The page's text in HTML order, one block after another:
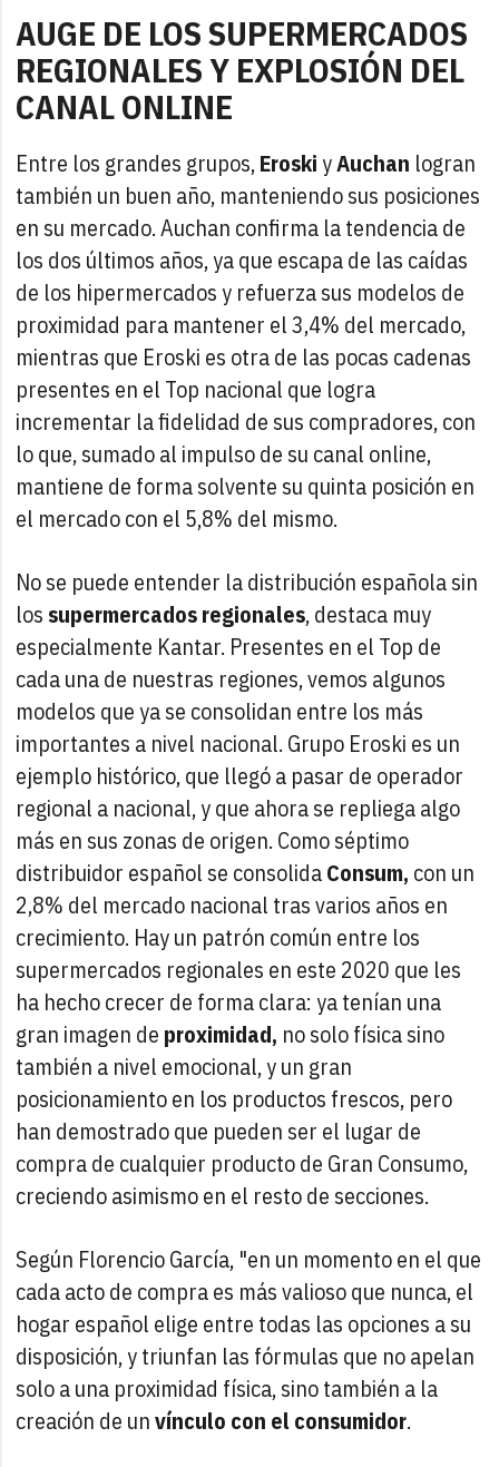
AUGE DE LOS SUPERMERCADOS
REGIONALES Y EXPLOSIÓN DEL
CANAL ONLINE
Entre los grandes grupos,EroskiyAuchan logran
también un buen año, manteniendo sus posiciones
en su mercado. Auchan confirma la tendencia de
los dos últimos años, ya que escapa de las caídas
de los hipermercados y refuerza sus modelos de
proximidad para mantener el 3,4% del mercado,
mientras que Eroski es otra de las pocas cadenas
presentes en el Top nacional que logra
incrementar la fidelidad de sus compradores, con
lo que, sumado al impulso de su canal online,
mantiene de forma solvente su quinta posición en
el mercado con el 5,8% del mismo.
No se puede entender la distribución española sin
los supermercados regionales, destaca muy
especialmente Kantar. Presentes en el Top de
cada una de nuestras regiones, vemos algunos
modelos que ya se consolidan entre los más
importantes a nivel nacional. Grupo Eroski es un
ejemplo histórico, que llegó a pasar de operador
regional a nacional, y que ahora se repliega algo
más en sus zonas de origen. Como séptimo
distribuidor español se consolidaConsum, con un
2,8% del mercado nacional tras varios años en
crecimiento. Hay un patrón común entre los
supermercados regionales en este 2020 que les
ha hecho crecer de forma clara: ya tenían una
gran imagen de proximidad, no solo física sino
también a nivel emocional, y un gran
posicionamiento en los productos frescos, pero
han demostrado que pueden ser el lugar de
compra de cualquier producto de Gran Consumo,
creciendo asimismo en el resto de secciones.
Según Florencio García, "en un momento en el que
cada acto de compra es más valioso que nunca, el
hogar español elige entre todas las opciones a su
disposición, y triunfan las fórmulas que no apelan
solo a una proximidad física, sino también a la
creación de unvínculo con el consumidor.